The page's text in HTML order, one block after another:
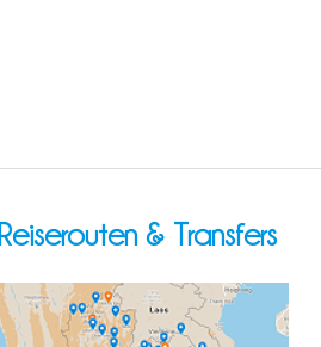
Reiserouten & Transfers